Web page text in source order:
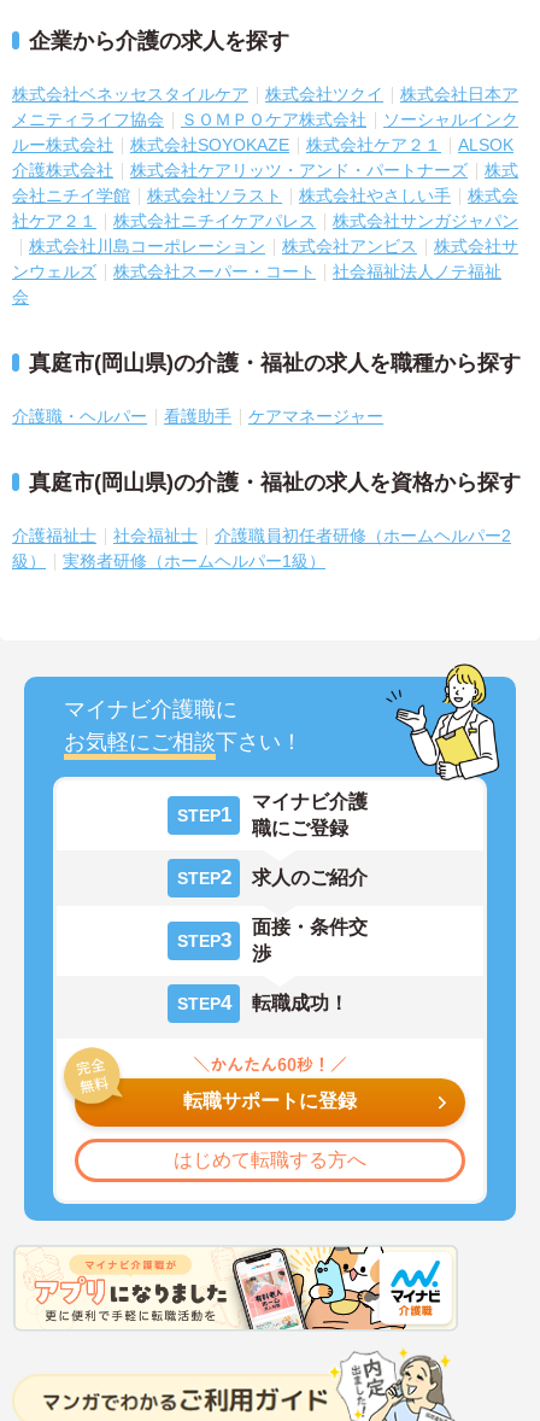
企業から介護の求人を探す
株式会社ベネッセスタイルケア 株式会社ツクイ
株式会社日本ア
メニティライフ協会
ＳＯＭＰＯケア株式会社
ソーシャルインク
ルー株式会社
株式会社SOYOKAZE 株式会社ケア２１
ALSOK
介護株式会社
株式会社ケアリッツ・アンド・パートナーズ
株式
会社ニチイ学館
株式会社ソラスト 株式会社やさしい手
株式会
社ケア２１
株式会社ニチイケアパレス
株式会社サンガジャパン
株式会社川島コーポレーション
株式会社アンビス
株式会社サ
ンウェルズ
株式会社スーパー・コート
社会福祉法人ノテ福祉
会
真庭市(岡山県)の介護・福祉の求人を職種から探す
介護職・ヘルパー 看護助手 ケアマネージャー
真庭市(岡山県)の介護・福祉の求人を資格から探す
介護福祉士 社会福祉士
介護職員初任者研修（ホームヘルパー2
級）
実務者研修（ホームヘルパー1級）
マイナビ介護職に
お気軽にご相談下さい！
STEP1
マイナビ介護
職にご登録
STEP2 求人のご紹介
STEP3
面接・条件交
渉
STEP4 転職成功！
転職サポートに登録
はじめて転職する方へ